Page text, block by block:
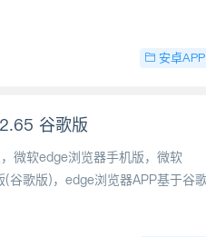
安卓APP
谷歌版
微软edge浏览器手机版，微软
歌版)，edge浏览器APP基于谷